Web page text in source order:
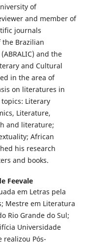
of
and member of
journals
Brazilian
and the
and Cultural
in the area of
on literatures in
Literary
Literature,
and literature;
African
his research
and books.
Feevale
em Letras pela
Mestre em Literatura
Rio Grande do Sul;
Universidade
realizou Pós-